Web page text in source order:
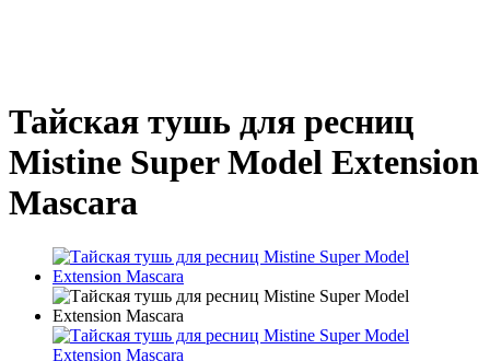
Тайская тушь для ресниц
Mistine Super Model Extension
Mascara